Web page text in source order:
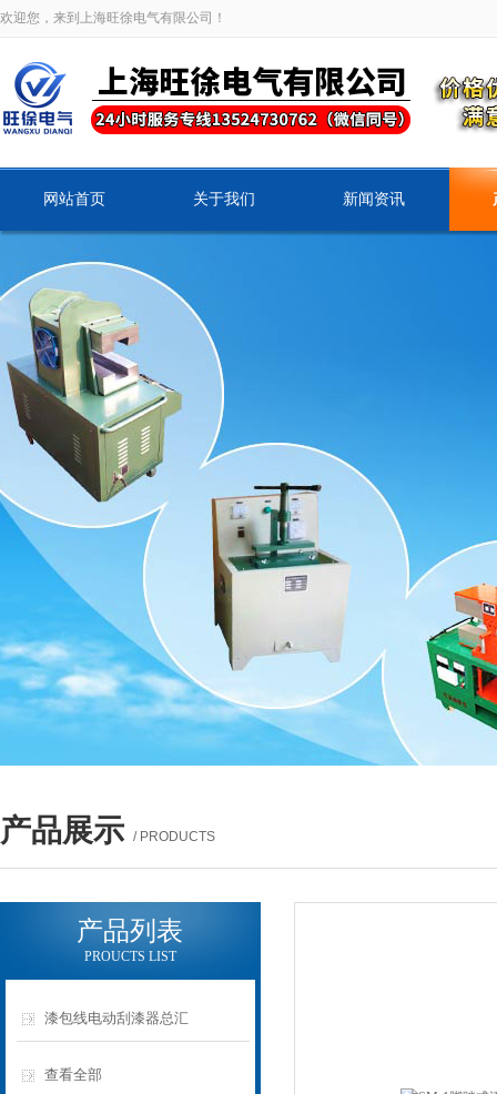
欢迎您，来到上海旺徐电气有限公司！
网站首页 关于我们 新闻资讯
产品展示 / PRODUCTS
产品列表
PROUCTS LIST
漆包线电动刮漆器总汇
查看全部